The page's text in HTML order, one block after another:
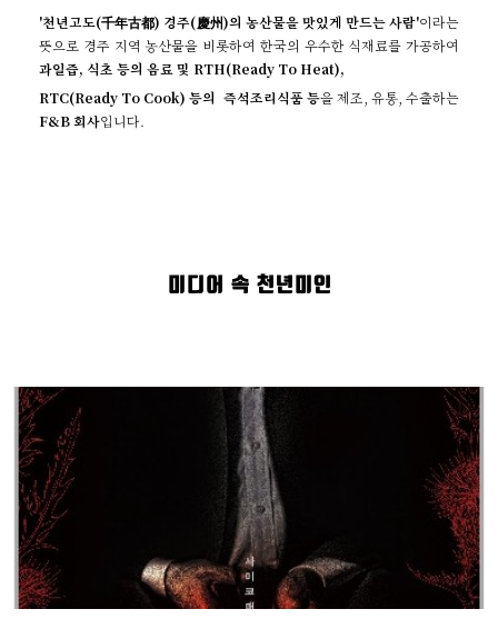
'천년고도(千年古都) 경주(慶州)의 농산물을 맛있게 만드는 사람'이라는
뜻으로 경주 지역 농산물을 비롯하여 한국의 우수한 식재료를 가공하여
과일즙, 식초 등의 음료 및 RTH(Ready To Heat),
RTC(Ready To Cook) 등의 즉석조리식품 등을 제조, 유통, 수출하는
F&B 회사입니다.
미디어 속 천년미인